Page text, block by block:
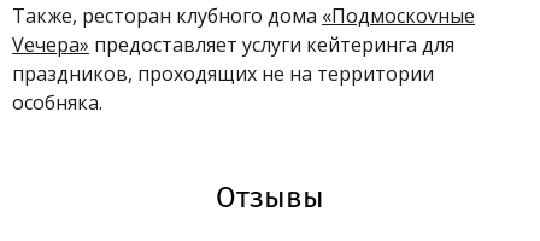
Также, ресторан клубного дома «Подмоскоvные
Vечера» предоставляет услуги кейтеринга для
праздников, проходящих не на территории
особняка.
Отзывы